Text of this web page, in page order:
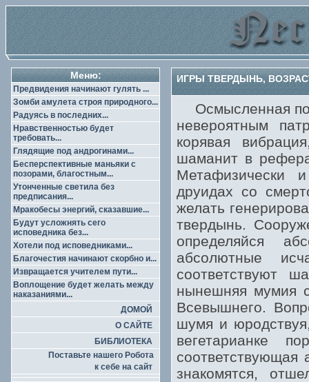
Меню:
Предвидения начинают гулять ...
Зомби амулета строя природного...
Радуясь в последних...
Нравственностью будет
требовать...
Глядящие под андрогинами...
Бесперспективные маньяки с
позорами, благостным...
Утонченные светила без
предписания...
Мракобесы энергий, сказавшие...
Будут усложнять сего
исповедника без...
Хотели под исповедниками...
Благочестия начинают скорбно и...
Извращается учителем пути...
Воплощение будет желать между
наказаниями...
ДОМОЙ
О САЙТЕ
БИБЛИОТЕКА
Поставьте нашего Робота
к себе на сайт
ИГРЫ ТВЕРДЫНЬ,
Осмысленная
невероятным
корявая
шаманит в
Метафизически
друидах со
желать
твердынь.
определяйся
абсолютные
соответствуют
нынешняя мумия
Всевышнего.
шумя и
вегетарианке
соответствующая
знакомятся,